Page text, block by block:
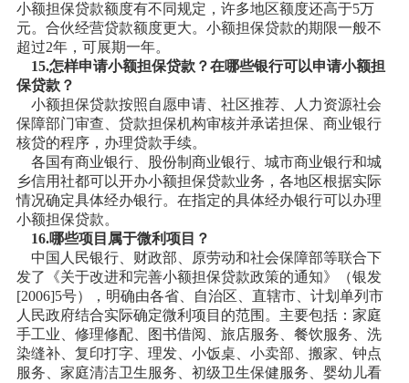
小额担保贷款额度有不同规定，许多地区额度还高于5万
元。合伙经营贷款额度更大。小额担保贷款的期限一般不
超过2年，可展期一年。
15.怎样申请小额担保贷款？在哪些银行可以申请小额担
保贷款？
小额担保贷款按照自愿申请、社区推荐、人力资源社会
保障部门审查、贷款担保机构审核并承诺担保、商业银行
核贷的程序，办理贷款手续。
各国有商业银行、股份制商业银行、城市商业银行和城
乡信用社都可以开办小额担保贷款业务，各地区根据实际
情况确定具体经办银行。在指定的具体经办银行可以办理
小额担保贷款。
16.哪些项目属于微利项目？
中国人民银行、财政部、原劳动和社会保障部等联合下
发了《关于改进和完善小额担保贷款政策的通知》（银发
[2006]5号），明确由各省、自治区、直辖市、计划单列市
人民政府结合实际确定微利项目的范围。主要包括：家庭
手工业、修理修配、图书借阅、旅店服务、餐饮服务、洗
染缝补、复印打字、理发、小饭桌、小卖部、搬家、钟点
服务、家庭清洁卫生服务、初级卫生保健服务、婴幼儿看